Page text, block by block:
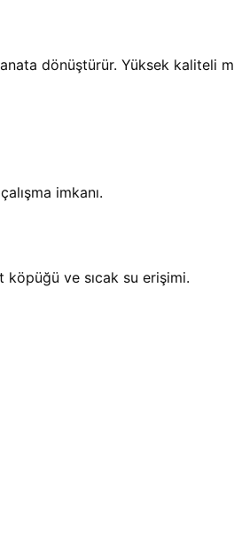
dönüştürür. Yüksek kaliteli
imkanı.
köpüğü ve sıcak su erişimi.